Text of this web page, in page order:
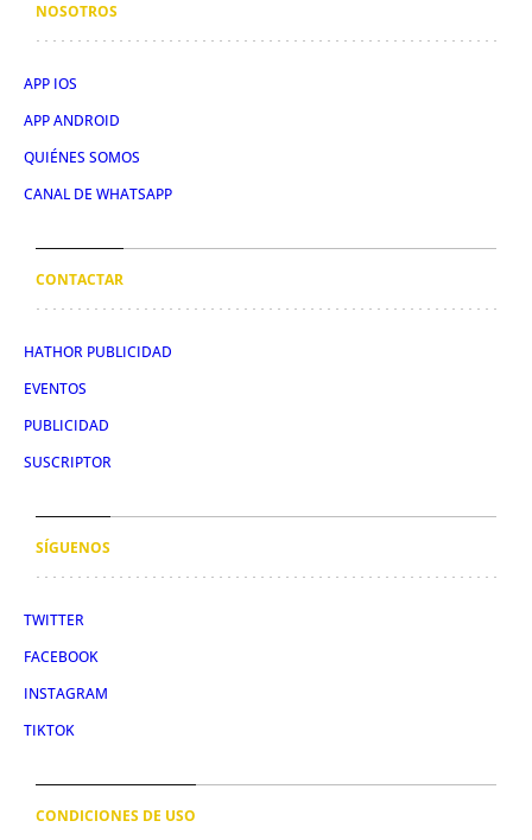
NOSOTROS
APP IOS
APP ANDROID
QUIÉNES SOMOS
CANAL DE WHATSAPP
CONTACTAR
HATHOR PUBLICIDAD
EVENTOS
PUBLICIDAD
SUSCRIPTOR
SÍGUENOS
TWITTER
FACEBOOK
INSTAGRAM
TIKTOK
CONDICIONES DE USO